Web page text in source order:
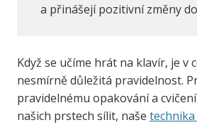
a přinášejí pozitivní změny
Když se učíme hrát na klavír, je v
nesmírně důležitá pravidelnost.
pravidelnému opakování a
našich prstech sílit, naše